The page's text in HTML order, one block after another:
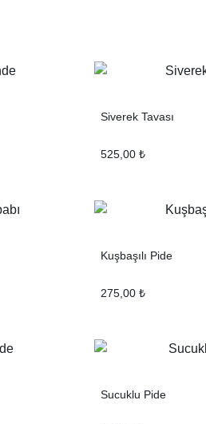
Siverek Tavası
525,00 ₺
Kuşbaşılı Pide
275,00 ₺
Sucuklu Pide